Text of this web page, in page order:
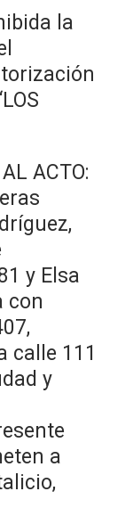
la
ACTO:
y Elsa
con
calle 111
y
a